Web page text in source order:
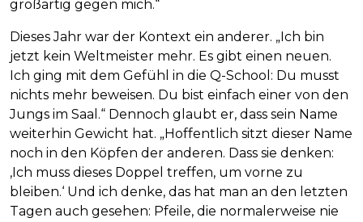
großartig gegen mich.“
Dieses Jahr war der Kontext ein anderer. „Ich bin
jetzt kein Weltmeister mehr. Es gibt einen neuen.
Ich ging mit dem Gefühl in die Q-School: Du musst
nichts mehr beweisen. Du bist einfach einer von den
Jungs im Saal.“ Dennoch glaubt er, dass sein Name
weiterhin Gewicht hat. „Hoffentlich sitzt dieser Name
noch in den Köpfen der anderen. Dass sie denken:
‚Ich muss dieses Doppel treffen, um vorne zu
bleiben.‘ Und ich denke, das hat man an den letzten
Tagen auch gesehen: Pfeile, die normalerweise nie